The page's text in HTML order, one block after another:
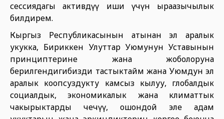
сессиядагы активдүү иши үчүн ыраазычылык
билдирем.
Кыргыз Республикасынын атынан эл аралык
укукка, Бириккен Улуттар Уюмунун Уставынын
принциптерине жана жоболоруна
берилгендигибизди тастыктайм жана Уюмдун эл
аралык коопсуздукту камсыз кылуу, глобалдык
социалдык, экономикалык жана климаттык
чакырыктарды чечүү, ошондой эле адам